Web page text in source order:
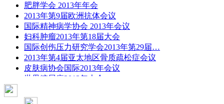
肥胖学会 2013年年会
2013年第9届欧洲抗体会议
国际精神病学协会 2013年会议
妇科肿瘤2013年第18届大会
国际创伤压力研究学会2013年第29届…
2013年第4届亚太地区骨质疏松症会议
皮肤病协会国际2013年会议
世界糖尿病2013年大会
彭晓霞---诊断试验的Meta分析